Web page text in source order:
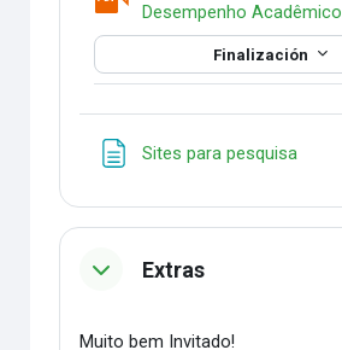
Desempenho Acadêmico
Finalización
Sites para pesquisa
Extras
Muito bem Invitado!